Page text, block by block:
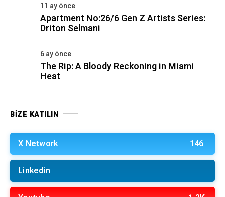
11 ay önce
Apartment No:26/6 Gen Z Artists Series:
Driton Selmani
6 ay önce
The Rip: A Bloody Reckoning in Miami
Heat
BIZE KATILIN
X Network 146
Linkedin